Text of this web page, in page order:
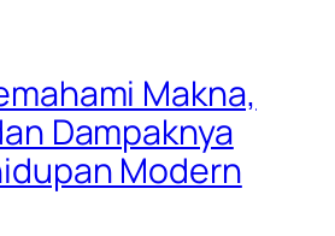
Makna,
Dampaknya
Modern